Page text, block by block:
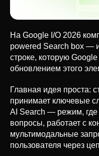
На Google I/O 2026
powered Search box —
строке, которую
обновлением этого
Главная идея проста:
принимает ключевые
AI Search — режим,
вопросы, работает с
мультимодальные
пользователя через